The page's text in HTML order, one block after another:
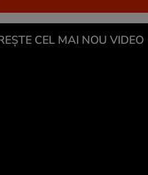
CEL MAI NOU VIDEO